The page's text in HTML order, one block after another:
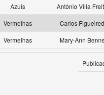
Azuis
António Villa
Vermelhas
Carlos
Vermelhas Mary-Ann